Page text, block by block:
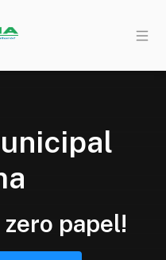
papel!